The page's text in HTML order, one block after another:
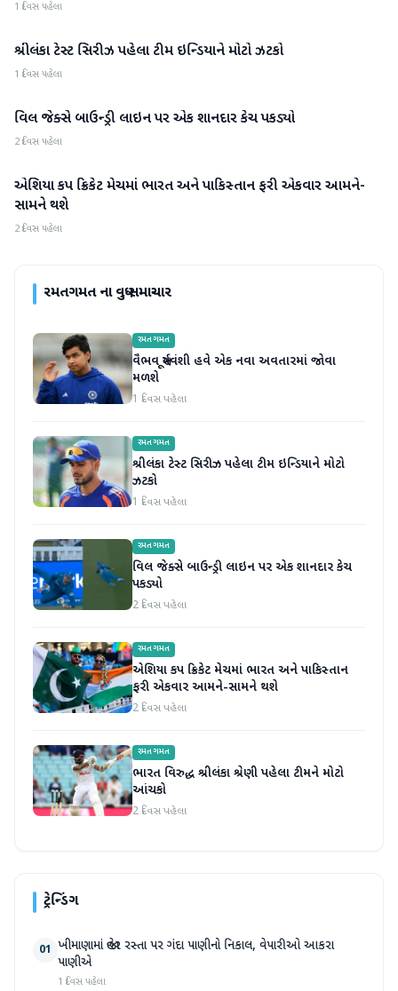
1 દિવસ પહેલા
રમતગમત
શ્રીલંકા ટેસ્ટ સિરીઝ પહેલા ટીમ ઇન્ડિયાને મોટો ઝટકો
1 દિવસ પહેલા
રમતગમત
વિલ જેક્સે બાઉન્ડ્રી લાઇન પર એક શાનદાર કેચ પકડ્યો
2 દિવસ પહેલા
રમતગમત
એશિયા કપ ક્રિકેટ મેચમાં ભારત અને પાકિસ્તાન ફરી એકવાર આમને-
સામને થશે
2 દિવસ પહેલા
રમતગમતના વધુ સમાચાર
રમતગમત
વૈભવ સૂર્યવંશી હવે એક નવા અવતારમાં જોવા
મળશે
1 દિવસ પહેલા
રમતગમત
શ્રીલંકા ટેસ્ટ સિરીઝ પહેલા ટીમ ઇન્ડિયાને મોટો
ઝટકો
1 દિવસ પહેલા
રમતગમત
વિલ જેક્સે બાઉન્ડ્રી લાઇન પર એક શાનદાર કેચ
પકડ્યો
2 દિવસ પહેલા
રમતગમત
એશિયા કપ ક્રિકેટ મેચમાં ભારત અને પાકિસ્તાન
ફરી એકવાર આમને-સામને થશે
2 દિવસ પહેલા
રમતગમત
ભારત વિરુદ્ધ શ્રીલંકા શ્રેણી પહેલા ટીમને મોટો
આંચકો
2 દિવસ પહેલા
ટ્રેન્ડિંગ
01 ખીમાણામાં જાહેર રસ્તા પર ગંદા પાણીનો નિકાલ, વેપારીઓ આકરા
પાણીએ
1 દિવસ પહેલા